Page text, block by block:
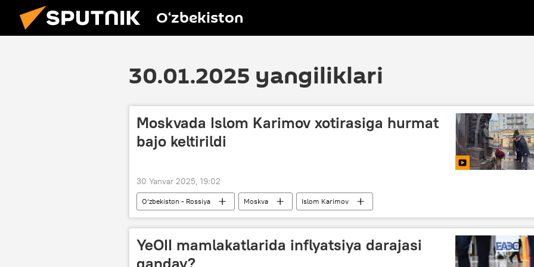
O‘zbekiston
30.01.2025 yangiliklari
Moskvada Islom Karimov xotirasiga hurmat
bajo keltirildi
30 Yanvar 2025, 19:02
O‘zbekiston - Rossiya Moskva
Islom Karimov
Islom Karimov tavallud topgan kun munosabati bilan o‘tkazilayotgan tadbirlar
xotira
YeOII mamlakatlarida inflyatsiya darajasi